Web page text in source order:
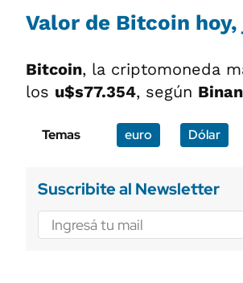
Valor de Bitcoin hoy,
Bitcoin, la criptomoneda
los u$s77.354, según
Temas euro Dólar
Suscribite al Newsletter